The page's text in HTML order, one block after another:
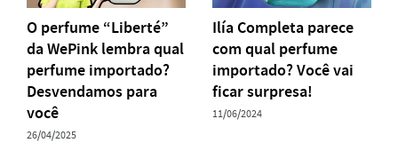
O perfume “Liberté”
da WePink lembra qual
perfume importado?
Desvendamos para
você
26/04/2025
Ilía Completa parece
com qual perfume
importado? Você vai
ficar surpresa!
11/06/2024